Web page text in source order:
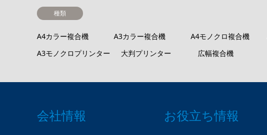
種類
A4カラー複合機 A3カラー複合機 A4モノクロ複合機
A3モノクロプリンター
大判プリンター 広幅複合機
会社情報 お役立ち情報